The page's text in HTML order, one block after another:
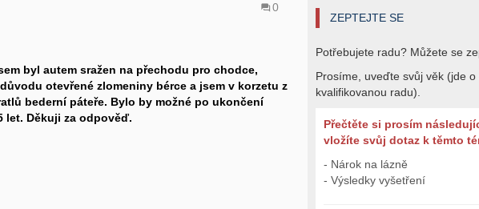
0
byl autem sražen na přechodu pro chodce,
otevřené zlomeniny bérce a jsem v korzetu z
bederní páteře. Bylo by možné po ukončení
let. Děkuji za odpověď.
ZEPTEJTE SE
Potřebujete radu? Můžete se
Prosíme, uveďte svůj věk (jde
kvalifikovanou radu).
Přečtěte si prosím
vložíte svůj dotaz k těmto
- Nárok na lázně
- Výsledky vyšetření